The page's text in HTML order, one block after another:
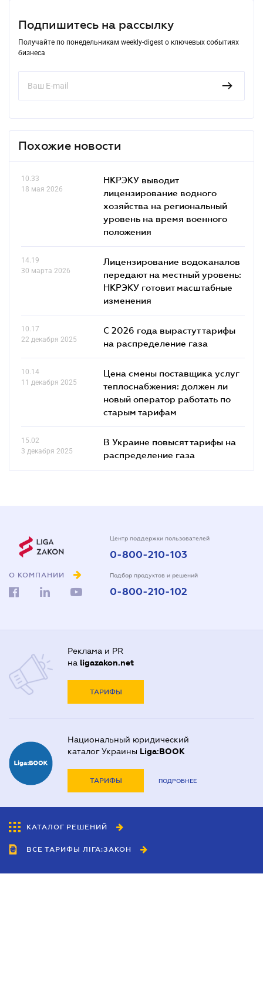
Подпишитесь на рассылку
Получайте по понедельникам weekly-digest о ключевых событиях
бизнеса
Похожие новости
10.33
18 мая 2026
НКРЭКУ выводит
лицензирование водного
хозяйства на региональный
уровень на время военного
положения
14.19
30 марта 2026
Лицензирование водоканалов
передают на местный уровень:
НКРЭКУ готовит масштабные
изменения
10.17
22 декабря 2025
С 2026 года вырастут тарифы
на распределение газа
10.14
11 декабря 2025
Цена смены поставщика услуг
теплоснабжения: должен ли
новый оператор работать по
старым тарифам
15.02
3 декабря 2025
В Украине повысят тарифы на
распределение газа
О КОМПАНИИ
Центр поддержки пользователей
0-800-210-103
Подбор продуктов и решений
0-800-210-102
Реклама и PR
на ligazakon.net
ТАРИФЫ
Национальный юридический
каталог Украины Liga:BOOK
ТАРИФЫ ПОДРОБНЕЕ
КАТАЛОГ РЕШЕНИЙ
ВСЕ ТАРИФЫ ЛІГА:ЗАКОН